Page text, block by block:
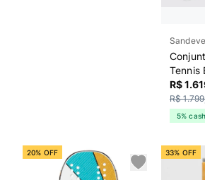
Tennis
R$
R$
5%
20% OFF 33% OFF